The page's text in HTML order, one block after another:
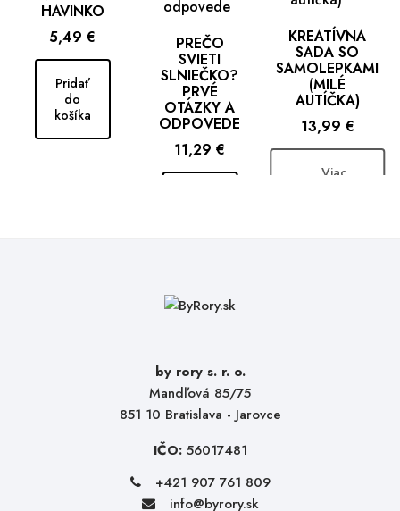
HAVINKO
Cena
5,49 €
Pridať
do
košíka
PREČO
SVIETI
SLNIEČKO?
PRVÉ
OTÁZKY A
ODPOVEDE
Cena
11,29 €
KREATÍVNA
SADA SO
SAMOLEPKAMI
(MILÉ
AUTÍČKA)
Cena
13,99 €
Viac
by rory s. r. o.
Mandľová 85/75
851 10 Bratislava - Jarovce
IČO: 56017481
+421 907 761 809
info@byrory.sk